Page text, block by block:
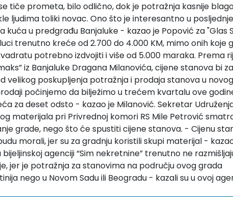
tiče prometa, bilo odlično, dok je potražnja kasnije
ljudima toliki novac. Ono što je interesantno u
u predgrađu Banjaluke - kazao je Popović za"Glas
trenutno kreće od 2.700 do 4.000 KM, mimo onih koje
potrebno izdvojiti i više od 5.000 maraka. Prema
iz Banjaluke Dragana Milanovića, cijene stanova bi
velikog poskupljenja potražnja i prodaja stanova u
počinjemo da bilježimo u trećem kvartalu ove
za deset odsto - kazao je Milanović. Sekretar
materijala pri Privrednoj komori RS Mile Petrović
grade, nego što će spustiti cijene stanova. - Cijenu
morali, jer su za gradnju koristili skupi materijal -
agenciji “Sim nekretnine” trenutno ne
jer je potražnja za stanovima na području ovog grada
nego u Novom Sadu ili Beogradu - kazali su u ovoj